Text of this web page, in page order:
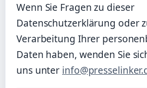
Wenn Sie Fragen zu dieser
Datenschutzerklärung oder
Verarbeitung Ihrer
Daten haben, wenden Sie
uns unter